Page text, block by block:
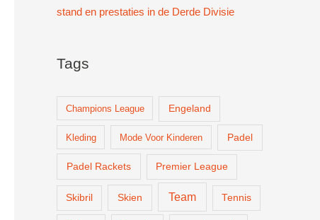
stand en prestaties in de Derde Divisie
Tags
Champions League Engeland
Kleding Mode Voor Kinderen Padel
Padel Rackets Premier League
Skibril Skien Team Tennis